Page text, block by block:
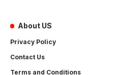
About US
Privacy Policy
Contact Us
Terms and Conditions